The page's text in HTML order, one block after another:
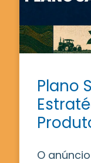
Plano
O